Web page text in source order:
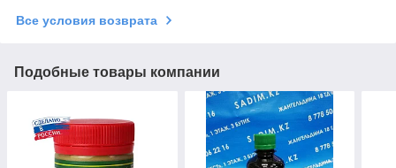
Все условия возврата
Подобные товары компании